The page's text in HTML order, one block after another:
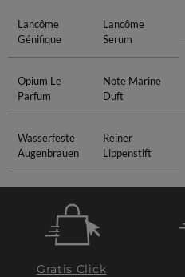
Lancôme
Génifique
Lancôme
Serum
Opium Le
Parfum
Note Marine
Duft
Wasserfeste
Augenbrauen
Reiner
Lippenstift
Gratis Click